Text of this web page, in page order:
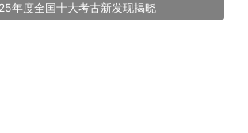
年度全国十大考古新发现揭晓